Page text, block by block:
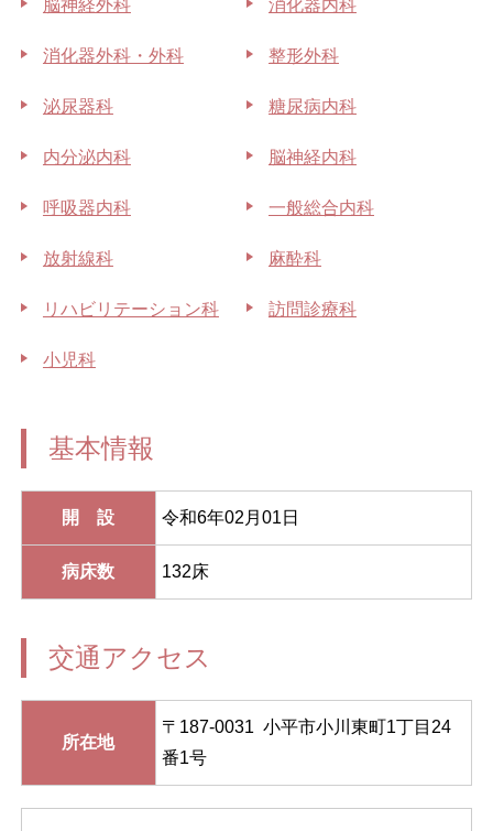
脳神経外科 消化器内科
消化器外科・外科 整形外科
泌尿器科 糖尿病内科
内分泌内科 脳神経内科
呼吸器内科 一般総合内科
放射線科 麻酔科
リハビリテーション科 訪問診療科
小児科
基本情報
開 設 令和6年02月01日
病床数 132床
交通アクセス
所在地
〒187-0031 小平市小川東町1丁目24
番1号